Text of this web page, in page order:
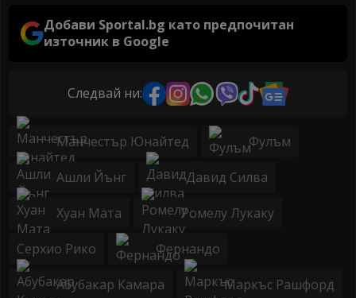
Добави Sportal.bg като предпочитан
източник в Google
Следвай ни:
Манчестър Юнайтед Фулъм
Ашли Йънг Давид Силва
Хуан Мата Ромелу Лукаку
Серхио Рико Фернандо
Абубакар Камара Маркъс Рашфорд